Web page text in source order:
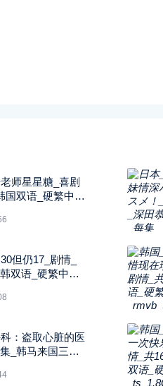
师星星糖_喜剧
国双语_硬繁中字
但仍17_剧情_
双语_硬繁中字_
：盗取心脏的医
_韩马来国三语_